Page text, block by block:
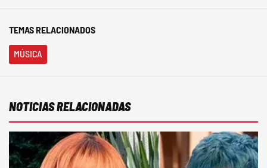
TEMAS RELACIONADOS
MÚSICA
NOTICIAS RELACIONADAS